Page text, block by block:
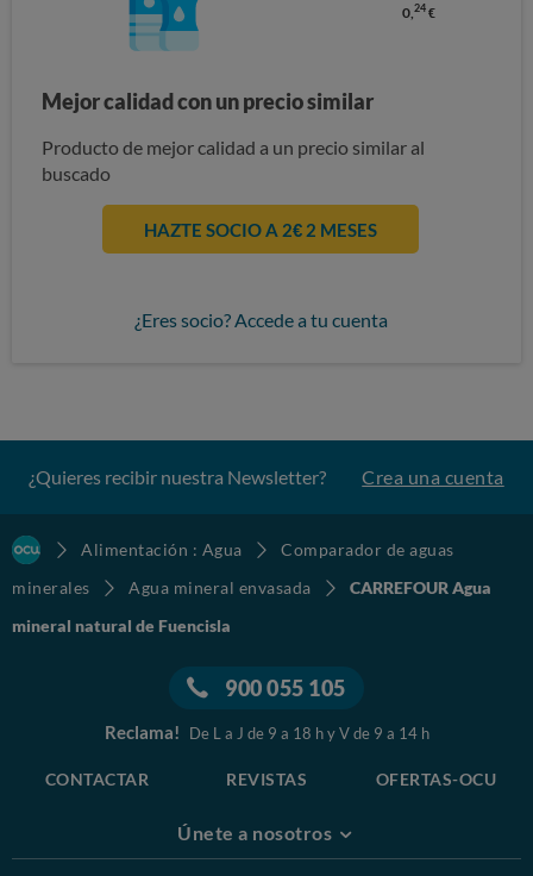
0,24 €
Mejor calidad con un precio similar
Producto de mejor calidad a un precio similar al
buscado
HAZTE SOCIO A 2€ 2 MESES
¿Eres socio? Accede a tu cuenta
¿Quieres recibir nuestra Newsletter? Crea una cuenta
Alimentación : Agua
Comparador de aguas
minerales
Agua mineral envasada
CARREFOUR Agua
mineral natural de Fuencisla
900 055 105
Reclama! De L a J de 9 a 18 h y V de 9 a 14 h
CONTACTAR REVISTAS OFERTAS-OCU
Únete a nosotros